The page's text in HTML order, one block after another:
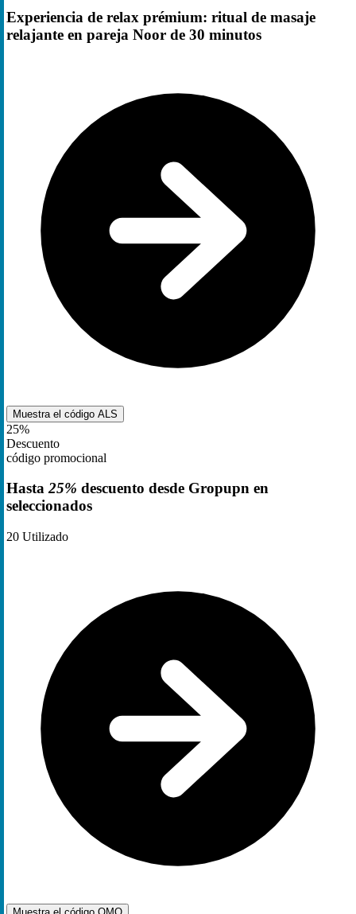
Experiencia de relax prémium: ritual de masaje
relajante en pareja Noor de 30 minutos
Muestra el código ALS
25%
Descuento
código promocional
Hasta25% descuento desde Gropupn en
seleccionados
20 Utilizado